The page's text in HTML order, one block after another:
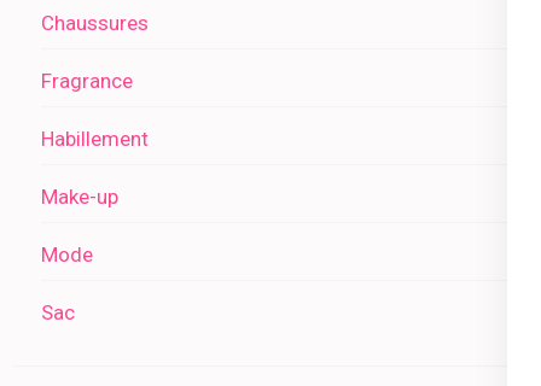
Chaussures
Fragrance
Habillement
Make-up
Mode
Sac